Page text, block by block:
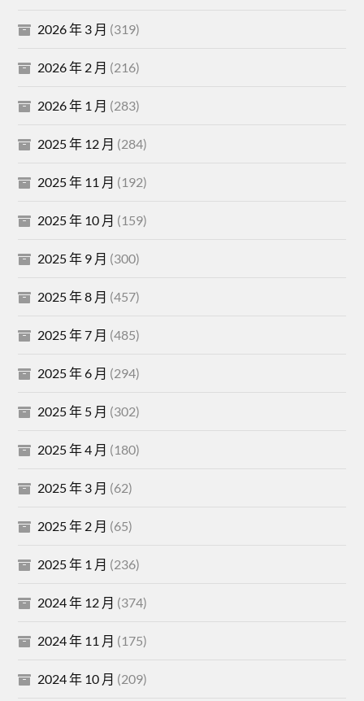
2026 年 3 月 (319)
2026 年 2 月 (216)
2026 年 1 月 (283)
2025 年 12 月 (284)
2025 年 11 月 (192)
2025 年 10 月 (159)
2025 年 9 月 (300)
2025 年 8 月 (457)
2025 年 7 月 (485)
2025 年 6 月 (294)
2025 年 5 月 (302)
2025 年 4 月 (180)
2025 年 3 月 (62)
2025 年 2 月 (65)
2025 年 1 月 (236)
2024 年 12 月 (374)
2024 年 11 月 (175)
2024 年 10 月 (209)